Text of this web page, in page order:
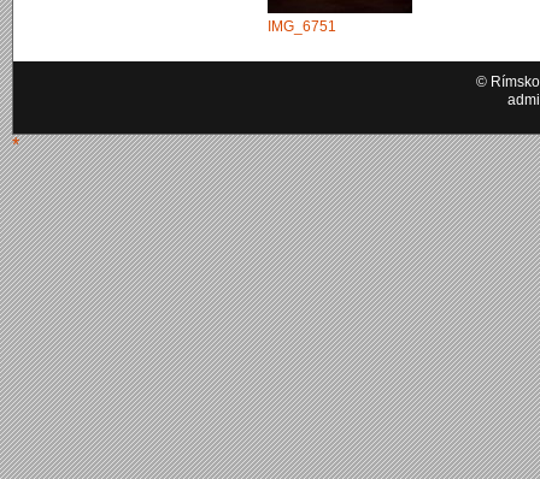
IMG_6751
©
*